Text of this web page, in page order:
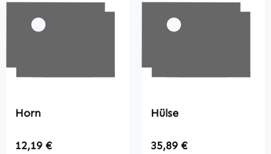
Horn
Regulärer Preis:
12,19 €
Hülse
Regulärer Preis:
35,89 €